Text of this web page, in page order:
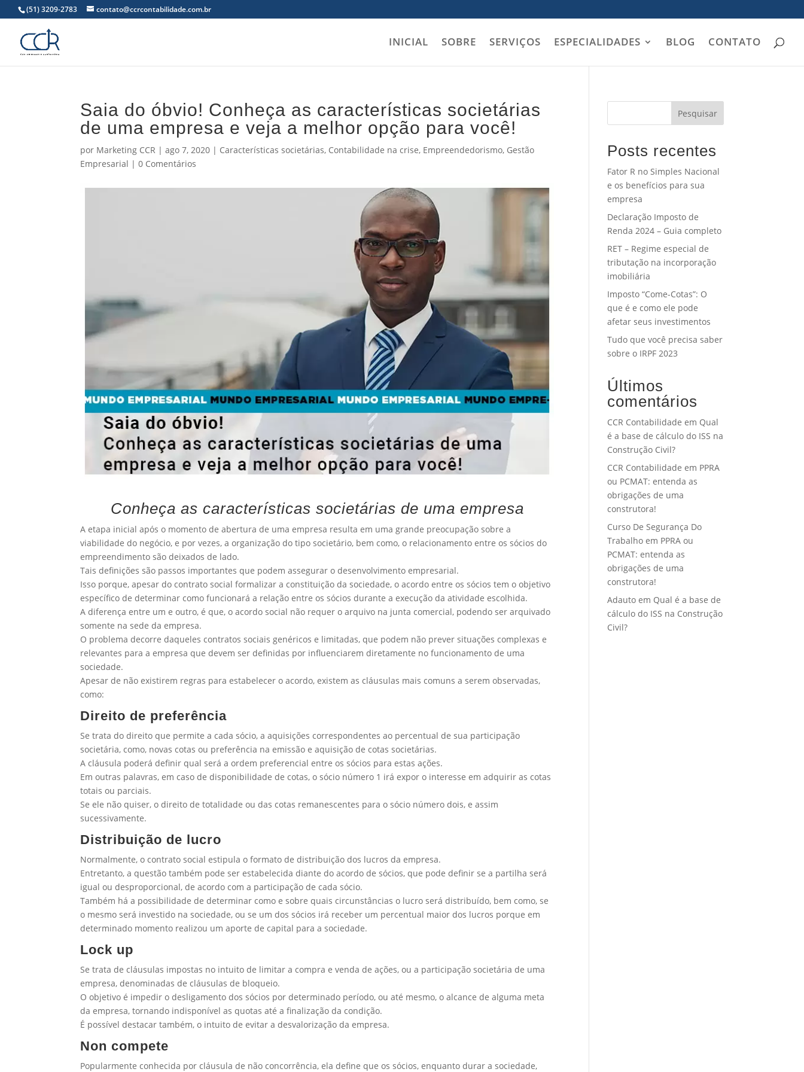
(51) 3209-2783 contato@ccrcontabilidade.com.br
INICIAL SOBRE SERVIÇOS ESPECIALIDADES BLOG CONTATO
Saia do óbvio! Conheça as características societárias
de uma empresa e veja a melhor opção para você!
por Marketing CCR |ago 7, 2020 | Características societárias, Contabilidade na crise, Empreendedorismo, Gestão
Empresarial |0 Comentários
Conheça as características societárias de uma empresa
A etapa inicial após o momento de abertura de uma empresa resulta em uma grande preocupação sobre a
viabilidade do negócio, e por vezes, a organização do tipo societário, bem como, o relacionamento entre os sócios do
empreendimento são deixados de lado.
Tais definições são passos importantes que podem assegurar o desenvolvimento empresarial.
Isso porque, apesar do contrato social formalizar a constituição da sociedade, o acordo entre os sócios tem o objetivo
específico de determinar como funcionará a relação entre os sócios durante a execução da atividade escolhida.
A diferença entre um e outro, é que, o acordo social não requer o arquivo na junta comercial, podendo ser arquivado
somente na sede da empresa.
O problema decorre daqueles contratos sociais genéricos e limitadas, que podem não prever situações complexas e
relevantes para a empresa que devem ser definidas por influenciarem diretamente no funcionamento de uma
sociedade.
Apesar de não existirem regras para estabelecer o acordo, existem as cláusulas mais comuns a serem observadas,
como:
Direito de preferência
Se trata do direito que permite a cada sócio, a aquisições correspondentes ao percentual de sua participação
societária, como, novas cotas ou preferência na emissão e aquisição de cotas societárias.
A cláusula poderá definir qual será a ordem preferencial entre os sócios para estas ações.
Em outras palavras, em caso de disponibilidade de cotas, o sócio número 1 irá expor o interesse em adquirir as cotas
totais ou parciais.
Se ele não quiser, o direito de totalidade ou das cotas remanescentes para o sócio número dois, e assim
sucessivamente.
Distribuição de lucro
Normalmente, o contrato social estipula o formato de distribuição dos lucros da empresa.
Entretanto, a questão também pode ser estabelecida diante do acordo de sócios, que pode definir se a partilha será
igual ou desproporcional, de acordo com a participação de cada sócio.
Também há a possibilidade de determinar como e sobre quais circunstâncias o lucro será distribuído, bem como, se
o mesmo será investido na sociedade, ou se um dos sócios irá receber um percentual maior dos lucros porque em
determinado momento realizou um aporte de capital para a sociedade.
Lock up
Se trata de cláusulas impostas no intuito de limitar a compra e venda de ações, ou a participação societária de uma
empresa, denominadas de cláusulas de bloqueio.
O objetivo é impedir o desligamento dos sócios por determinado período, ou até mesmo, o alcance de alguma meta
da empresa, tornando indisponível as quotas até a finalização da condição.
É possível destacar também, o intuito de evitar a desvalorização da empresa.
Non compete
Popularmente conhecida por cláusula de não concorrência, ela define que os sócios, enquanto durar a sociedade,
Pesquisar
Posts recentes
Fator R no Simples Nacional
e os benefícios para sua
empresa
Declaração Imposto de
Renda 2024 – Guia completo
RET – Regime especial de
tributação na incorporação
imobiliária
Imposto “Come-Cotas”: O
que é e como ele pode
afetar seus investimentos
Tudo que você precisa saber
sobre o IRPF 2023
Últimos
comentários
CCR Contabilidade em Qual
é a base de cálculo do ISS na
Construção Civil?
CCR Contabilidade em PPRA
ou PCMAT: entenda as
obrigações de uma
construtora!
Curso De Segurança Do
Trabalho em PPRA ou
PCMAT: entenda as
obrigações de uma
construtora!
Adauto em Qual é a base de
cálculo do ISS na Construção
Civil?